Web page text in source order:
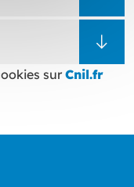
sur Cnil.fr